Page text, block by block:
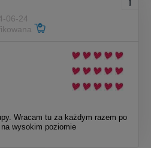
06-24
Wracam tu za każdym razem po
wysokim poziomie